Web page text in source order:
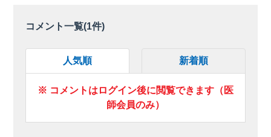
コメント一覧(1件)
人気順 新着順
※ コメントはログイン後に閲覧できます（医
師会員のみ）